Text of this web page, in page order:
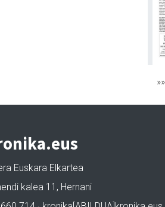
»»
Euskara Elkartea
kalea 11, Hernani